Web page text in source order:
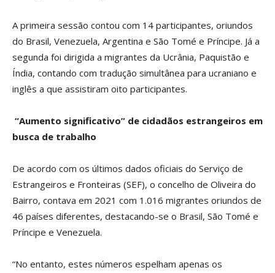
A primeira sessão contou com 14 participantes, oriundos
do Brasil, Venezuela, Argentina e São Tomé e Príncipe. Já a
segunda foi dirigida a migrantes da Ucrânia, Paquistão e
Índia, contando com tradução simultânea para ucraniano e
inglês a que assistiram oito participantes.
“Aumento significativo” de cidadãos estrangeiros em
busca de trabalho
De acordo com os últimos dados oficiais do Serviço de
Estrangeiros e Fronteiras (SEF), o concelho de Oliveira do
Bairro, contava em 2021 com 1.016 migrantes oriundos de
46 países diferentes, destacando-se o Brasil, São Tomé e
Príncipe e Venezuela.
“No entanto, estes números espelham apenas os